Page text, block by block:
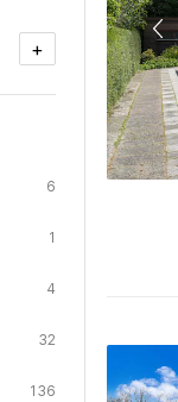
+
6
1
4
32
136